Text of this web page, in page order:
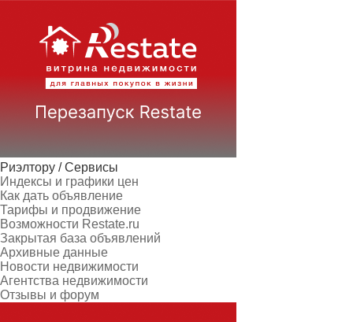
Риэлтору / Сервисы
Индексы и графики цен
Как дать объявление
Тарифы и продвижение
Возможности Restate.ru
Закрытая база объявлений
Архивные данные
Новости недвижимости
Агентства недвижимости
Отзывы и форум